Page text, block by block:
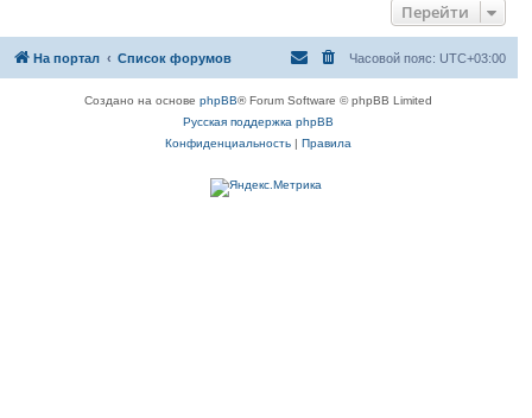
Перейти
На портал Список форумов Часовой пояс: UTC+03:00
Создано на основеphpBB® Forum Software © phpBB Limited
Русская поддержка phpBB
Конфиденциальность
Правила